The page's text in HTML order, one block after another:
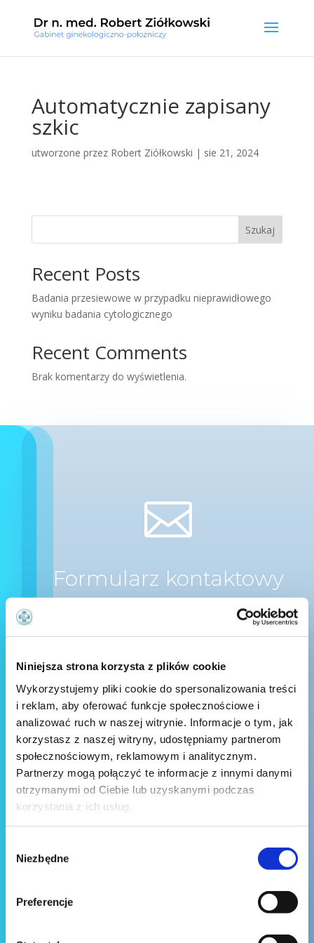
Niniejsza strona korzysta z plików cookie
Wykorzystujemy pliki cookie do spersonalizowania treści
i reklam, aby oferować funkcje społecznościowe i
analizować ruch w naszej witrynie. Informacje o tym, jak
korzystasz z naszej witryny, udostępniamy partnerom
społecznościowym, reklamowym i analitycznym.
Partnerzy mogą połączyć te informacje z innymi danymi
otrzymanymi od Ciebie lub uzyskanymi podczas
korzystania z ich usług.
zgody
Niezbędne
Preferencje
Automatycznie zapisany
szkic
utworzone przez Robert Ziółkowski | sie 21, 2024
Szukaj
Recent Posts
Badania przesiewowe w przypadku nieprawidłowego
wyniku badania cytologicznego
Recent Comments
Brak komentarzy do wyświetlenia.

Formularz kontaktowy
Wyślij wiadomość